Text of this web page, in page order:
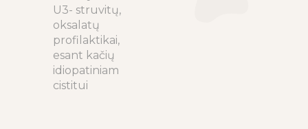
U3- struvitų,
oksalatų
profilaktikai,
esant kačių
idiopatiniam
cistitui